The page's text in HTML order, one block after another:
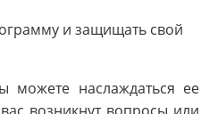
и защищать свой
можете наслаждаться ее